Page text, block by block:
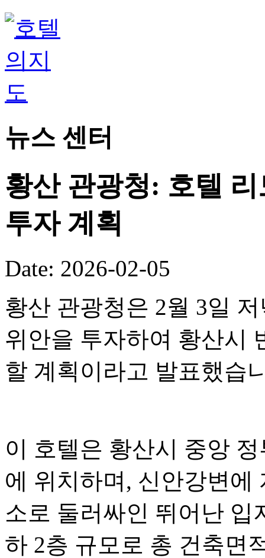
뉴스 센터
황산 관광청: 호텔
투자 계획
Date: 2026-02-05
황산 관광청은 2월 3일
위안을 투자하여 황산시
할 계획이라고 발표했습
이 호텔은 황산시 중앙
에 위치하며, 신안강변에
소로 둘러싸인 뛰어난 입
하 2층 규모로 총 건축면